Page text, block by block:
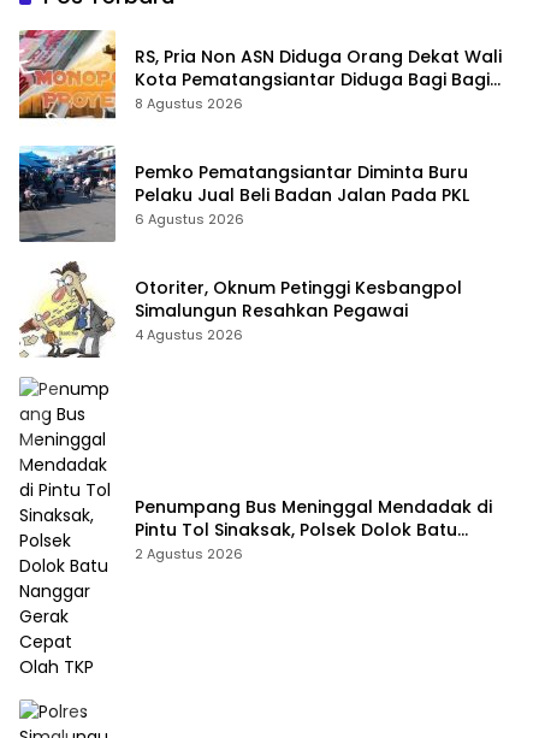
RS, Pria Non ASN Diduga Orang Dekat Wali
Kota Pematangsiantar Diduga Bagi Bagi
Proyek ke Kontraktor
8 Agustus 2026
Pemko Pematangsiantar Diminta Buru
Pelaku Jual Beli Badan Jalan Pada PKL
6 Agustus 2026
Otoriter, Oknum Petinggi Kesbangpol
Simalungun Resahkan Pegawai
4 Agustus 2026
Penumpang Bus Meninggal Mendadak di
Pintu Tol Sinaksak, Polsek Dolok Batu
Nanggar Gerak Cepat Olah TKP
2 Agustus 2026